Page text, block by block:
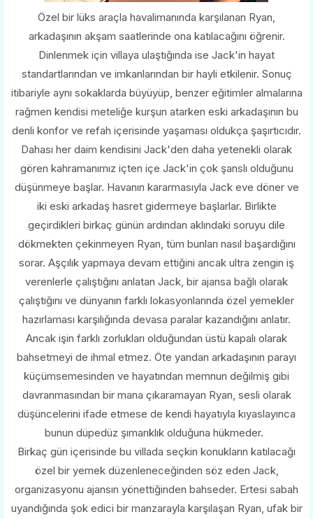
Özel bir lüks araçla havalimanında karşılanan Ryan,
arkadaşının akşam saatlerinde ona katılacağını öğrenir.
Dinlenmek için villaya ulaştığında ise Jack'in hayat
standartlarından ve imkanlarından bir hayli etkilenir. Sonuç
itibariyle aynı sokaklarda büyüyüp, benzer eğitimler almalarına
rağmen kendisi meteliğe kurşun atarken eski arkadaşının bu
denli konfor ve refah içerisinde yaşaması oldukça şaşırtıcıdır.
Dahası her daim kendisini Jack'den daha yetenekli olarak
gören kahramanımız içten içe Jack'in çok şanslı olduğunu
düşünmeye başlar. Havanın kararmasıyla Jack eve döner ve
iki eski arkadaş hasret gidermeye başlarlar. Birlikte
geçirdikleri birkaç günün ardından aklındaki soruyu dile
dökmekten çekinmeyen Ryan, tüm bunları nasıl başardığını
sorar. Aşçılık yapmaya devam ettiğini ancak ultra zengin iş
verenlerle çalıştığını anlatan Jack, bir ajansa bağlı olarak
çalıştığını ve dünyanın farklı lokasyonlarında özel yemekler
hazırlaması karşılığında devasa paralar kazandığını anlatır.
Ancak işin farklı zorlukları olduğundan üstü kapalı olarak
bahsetmeyi de ihmal etmez. Öte yandan arkadaşının parayı
küçümsemesinden ve hayatından memnun değilmiş gibi
davranmasından bir mana çıkaramayan Ryan, sesli olarak
düşüncelerini ifade etmese de kendi hayatıyla kıyaslayınca
bunun düpedüz şımarıklık olduğuna hükmeder.
Birkaç gün içerisinde bu villada seçkin konukların katılacağı
özel bir yemek düzenleneceğinden söz eden Jack,
organizasyonu ajansın yönettiğinden bahseder. Ertesi sabah
uyandığında şok edici bir manzarayla karşılaşan Ryan, ufak bir